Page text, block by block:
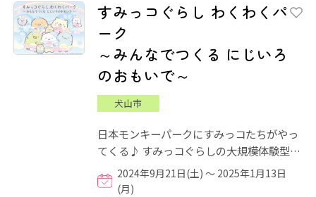
すみっコぐらし わくわくパ
ーク
～みんなでつくる にじいろ
のおもいで～
犬山市
日本モンキーパークにすみっコたちがやっ
てくる♪ すみっコぐらしの大規模体験型イ
ベントが開催中！ わくわくしちゃうしかけ
遊びやフォトスポット...
2024年9月21日(土) ～ 2025年1月13日
(月)